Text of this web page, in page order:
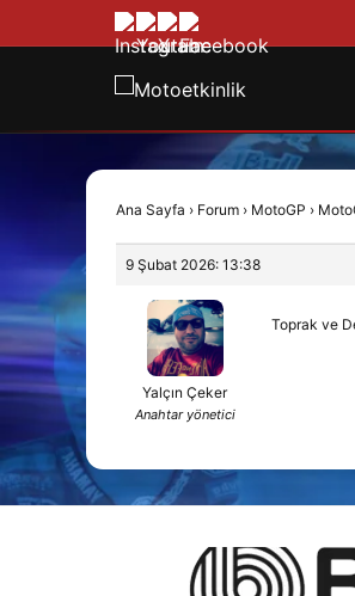
Ana Sayfa › Forum › MotoGP ›
9 Şubat 2026: 13:38
Yalçın Çeker
Anahtar yönetici
Toprak ve